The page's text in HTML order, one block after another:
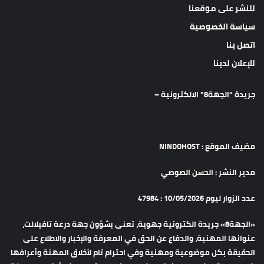
للنشر على موقعنا
سياسة الخصوصية
اتصل بنا
للإعلان لدينا
جريدة “الجهة8” الالكترونية –
مضيف الموقع : NINDOHOST
مدير النشر : الحسن الصوصي
عدد الزوار ليوم 10/05/2026 : 47984
«الجهة8» جريدة الكترونية جهوية، تعنى بشؤون جهة درعة تافيلالت،
عنوانها المهنية، والدفاع عن الحق في المعرفة والإخبار والاطلاع على
الحقيقة بكل موضوعية ومهنية وفي احترام تام لأخلاق المهنة وأعرافها